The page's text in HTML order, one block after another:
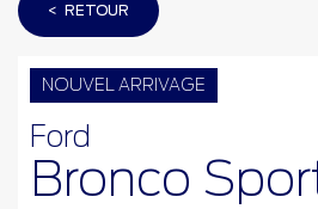
< RETOUR
NOUVEL ARRIVAGE
Ford
Bronco